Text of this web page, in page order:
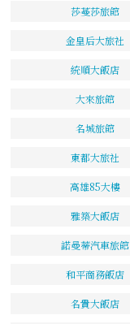
莎蔓莎旅館
金皇后大旅社
統順大飯店
大來旅館
名城旅館
東都大旅社
高雄85大樓
雅築大飯店
諾曼蒂汽車旅館
和平商務飯店
名貴大飯店